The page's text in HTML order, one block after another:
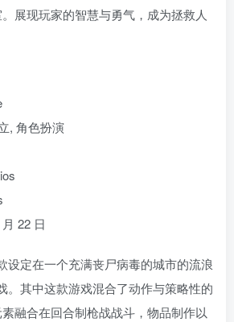
展现玩家的智慧与勇气，成为拯救人
, 角色扮演
22 日
设定在一个充满丧尸病毒的城市的流浪
。其中这款游戏混合了动作与策略性的
融合在回合制枪战战斗，物品制作以